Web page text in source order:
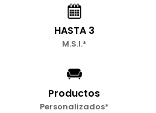
HASTA 3
M.S.I.*
Productos
Personalizados*